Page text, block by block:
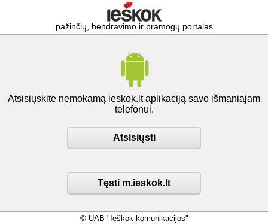
pažinčių, bendravimo ir pramogų portalas
Atsisiųskite nemokamą ieskok.lt aplikaciją savo išmaniajam
telefonui.
Atsisiųsti
Tęsti m.ieskok.lt
© UAB "Ieškok komunikacijos"